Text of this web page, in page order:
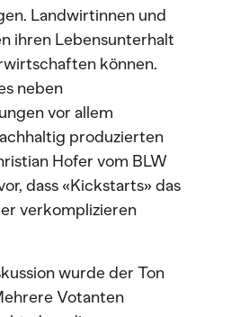
Landwirtinnen und
ihren Lebensunterhalt
können.
neben
vor allem
produzierten
Hofer vom BLW
dass «Kickstarts» das
verkomplizieren
wurde der Ton
Votanten